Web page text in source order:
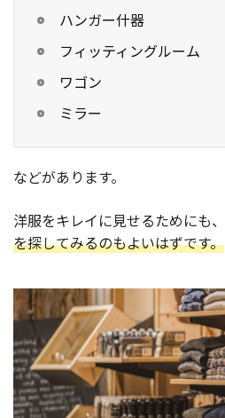
ハンガー什器
フィッティングルーム
ワゴン
ミラー
などがあります。
洋服をキレイに見せるためにも、
を探してみるのもよいはずです。